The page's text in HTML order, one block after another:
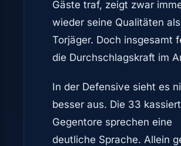
Gäste traf, zeigt zwar
wieder seine Qualitäten als
Torjäger. Doch insgesamt
die Durchschlagskraft im
In der Defensive sieht es
besser aus. Die 33
Gegentore sprechen eine
deutliche Sprache. Allein